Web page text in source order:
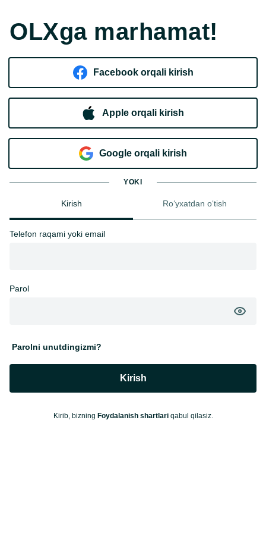
OLXga marhamat!
Facebook orqali kirish​
Apple orqali kirish
Goo​g​le orqali kirish
YOKI
Kirish Ro‘yxatdan o‘tish
Telefon raqami yoki email
Parol
Parolni unutdingizmi?
Kirish
Kirib, bizning Foydalanish shartlariqabul qilasiz.